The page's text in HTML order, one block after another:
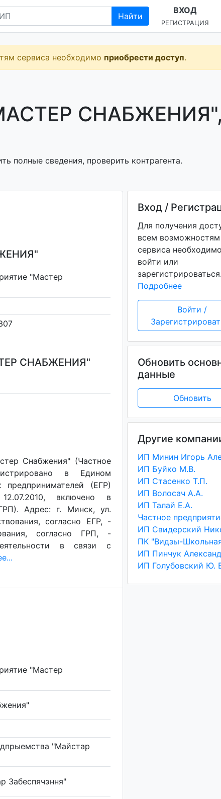
Найти
ВХОД
РЕГИСТРАЦИЯ
сервиса необходимо приобрести доступ.
полные сведения, проверить контрагента.
"Мастер
СНАБЖЕНИЯ"
Снабжения" (Частное
в Едином
предпринимателей (ЕГР)
включено в
Адрес: г. Минск, ул.
согласно ЕГР, -
согласно ГРП, -
в связи с
"Мастер
"Майстар
Забеспячэння"
Вход /
Для получения
всем возможностям
сервиса
войти или
Подробнее
Войти /
Обновить
данные
Обновить
Другие
ИП Буйко М.В.
ИП Стасенко Т.П.
ИП Волосач А.А.
ИП Талай Е.А.
ПК "Видзы-
ИП Голубовский Ю.